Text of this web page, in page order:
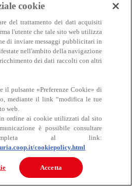
Carne
cookie
del trattamento dei dati acquisiti
l'utente che tale sito web utilizza
di inviare messaggi pubblicitari in
nell'ambito della navigazione
dei dati raccolti con altri
il pulsante «Preferenze Cookie» di
mediante il link “modifica le tue
web.
ordine ai cookie utilizzati dal sito
è possibile consultare
al link:
cookiepolicy.html
Accetta